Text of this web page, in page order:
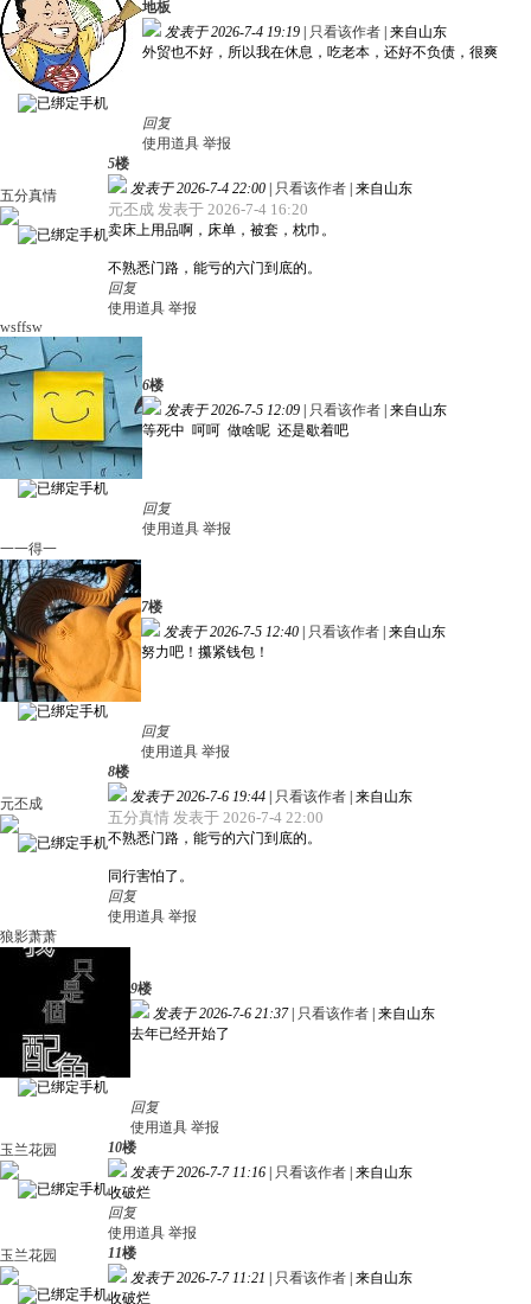
地板
发表于 2026-7-4 19:19
只看该作者 来自山东
外贸也不好，所以我在休息，吃老本，还好不负债，很爽
回复
使用道具 举报
五分真情
5楼
发表于 2026-7-4 22:00
只看该作者 来自山东
元丕成 发表于 2026-7-4 16:20
卖床上用品啊，床单，被套，枕巾。
不熟悉门路，能亏的六门到底的。
回复
使用道具 举报
wsffsw
6楼
发表于 2026-7-5 12:09
只看该作者 来自山东
等死中 呵呵 做啥呢 还是歇着吧
回复
使用道具 举报
一一得一
7楼
发表于 2026-7-5 12:40
只看该作者 来自山东
努力吧！攥紧钱包！
回复
使用道具 举报
元丕成
8楼
发表于 2026-7-6 19:44
只看该作者 来自山东
五分真情 发表于 2026-7-4 22:00
不熟悉门路，能亏的六门到底的。
同行害怕了。
回复
使用道具 举报
狼影萧萧
9楼
发表于 2026-7-6 21:37
只看该作者 来自山东
去年已经开始了
回复
使用道具 举报
玉兰花园
10楼
发表于 2026-7-7 11:16
只看该作者 来自山东
收破烂
回复
使用道具 举报
玉兰花园
11楼
发表于 2026-7-7 11:21
只看该作者 来自山东
收破烂